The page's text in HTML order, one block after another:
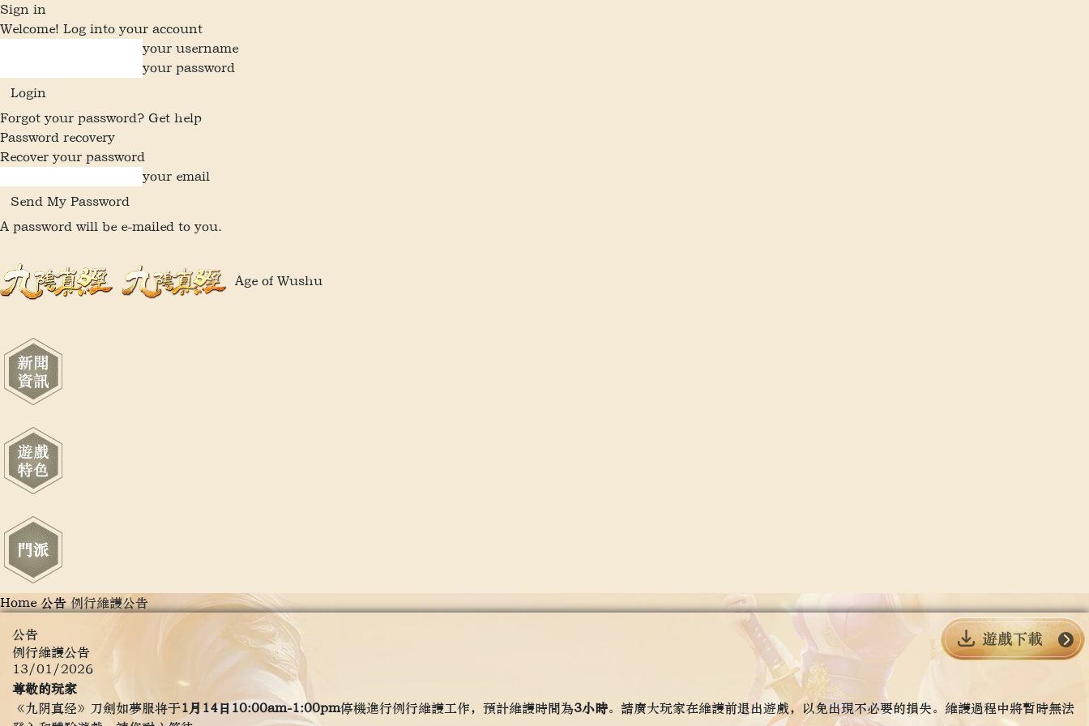
Sign in
Welcome! Log into your account
your username
your password
Forgot your password? Get help
Password recovery
Recover your password
your email
A password will be e-mailed to you.
Age of Wushu
Home 公告 例行維護公告
公告
例行維護公告
13/01/2026
尊敬的玩家
《九阴真经》刀劍如夢服将于1月14日10:00am-1:00pm停機進行例行維護工作，預計維護時間為3小時。請廣大玩家在維護前退出遊戲，以免出現不必要的損失。維護過程中將暫時無法